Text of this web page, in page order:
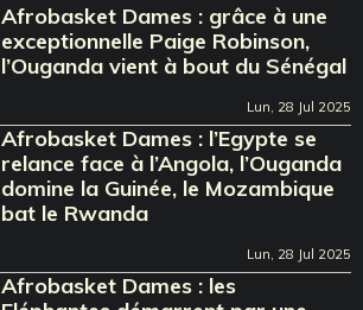
Afrobasket Dames : grâce à une
exceptionnelle Paige Robinson,
l’Ouganda vient à bout du Sénégal
Lun, 28 Jul 2025
Afrobasket Dames : l’Egypte se
relance face à l’Angola, l’Ouganda
domine la Guinée, le Mozambique
bat le Rwanda
Lun, 28 Jul 2025
Afrobasket Dames : les